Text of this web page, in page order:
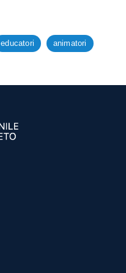
educatori animatori